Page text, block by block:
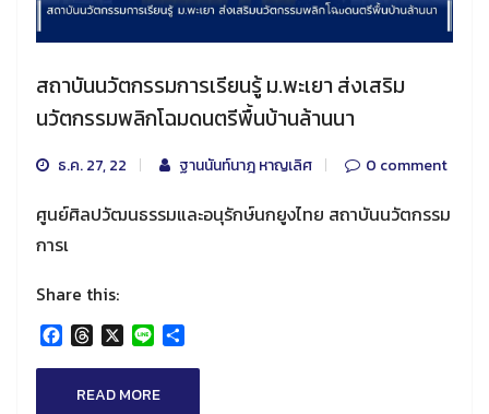
สถาบันนวัตกรรมการเรียนรู้ ม.พะเยา ส่งเสริม
นวัตกรรมพลิกโฉมดนตรีพื้นบ้านล้านนา
ธ.ค. 27, 22 ฐานนันท์นาฎ หาญเลิศ 0 comment
ศูนย์ศิลปวัฒนธรรมและอนุรักษ์นกยูงไทย สถาบันนวัตกรรม
การเ
Share this:
Facebook
Threads
X Line
READ MORE